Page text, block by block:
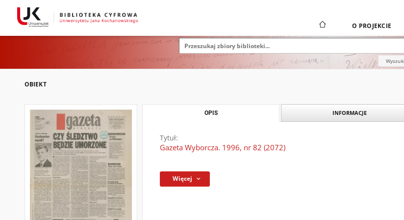
O PROJEKCIE
OBIEKT
OPIS INFORMACJE
Tytuł:
Gazeta Wyborcza. 1996, nr 82 (2072)
Więcej